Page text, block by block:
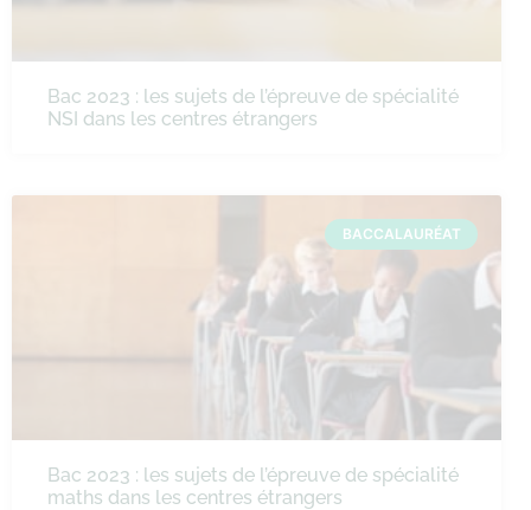
Bac 2023 : les sujets de l’épreuve de spécialité
NSI dans les centres étrangers
BACCALAURÉAT
Bac 2023 : les sujets de l’épreuve de spécialité
maths dans les centres étrangers